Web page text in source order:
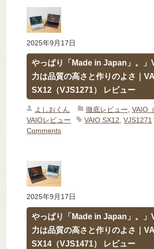
2025年9月17日
やっぱり「Made in Japan」。」
力は品質の高さと作りのよさ｜
SX12（VJS1271） レビュー
よしおくん 徹底レビュー VAIO
VAIOレビュー
VAIO SX12 ,VJS1271
Comments
2025年9月17日
やっぱり「Made in Japan」。」
力は品質の高さと作りのよさ｜
SX14（VJS1471） レビュー